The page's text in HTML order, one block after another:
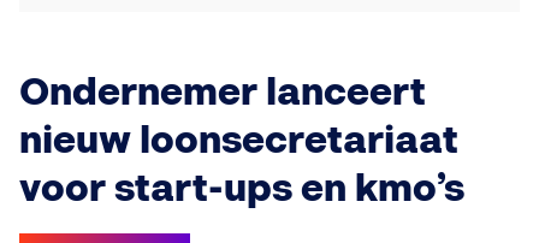
Ondernemer lanceert
nieuw loonsecretariaat
voor start-ups en kmo’s